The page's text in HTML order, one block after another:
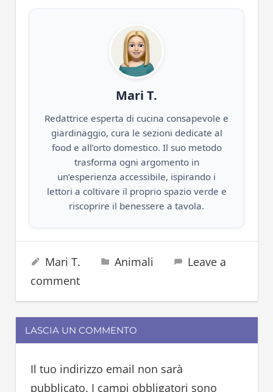
Mari T.
Redattrice esperta di cucina consapevole e
giardinaggio, cura le sezioni dedicate al
food e all’orto domestico. Il suo metodo
trasforma ogni argomento in
un’esperienza accessibile, ispirando i
lettori a coltivare il proprio spazio verde e
riscoprire il benessere a tavola.
roditore
20 Luglio 2025
Mari T. Animali
Leave a
comment
LASCIA UN COMMENTO
Il tuo indirizzo email non sarà
pubblicato. I campi obbligatori sono